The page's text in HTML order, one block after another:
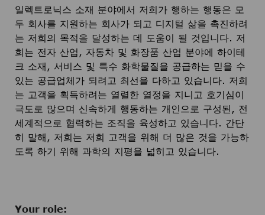
일렉트로닉스 소재 분야에서 저희가 행하는 행동은 모
두 회사를 지원하는 회사가 되고 디지털 삶을 촉진하려
는 저희의 목적을 달성하는 데 도움이 될 것입니다. 저
희는 전자 산업, 자동차 및 화장품 산업 분야에 하이테
크 소재, 서비스 및 특수 화학물질을 공급하는 믿을 수
있는 공급업체가 되려고 최선을 다하고 있습니다. 저희
는 고객을 획득하려는 열렬한 열정을 지니고 호기심이
극도로 많으며 신속하게 행동하는 개인으로 구성된, 전
세계적으로 협력하는 조직을 육성하고 있습니다. 간단
히 말해, 저희는 저희 고객을 위해 더 많은 것을 가능하
도록 하기 위해 과학의 지평을 넓히고 있습니다.
Your role: